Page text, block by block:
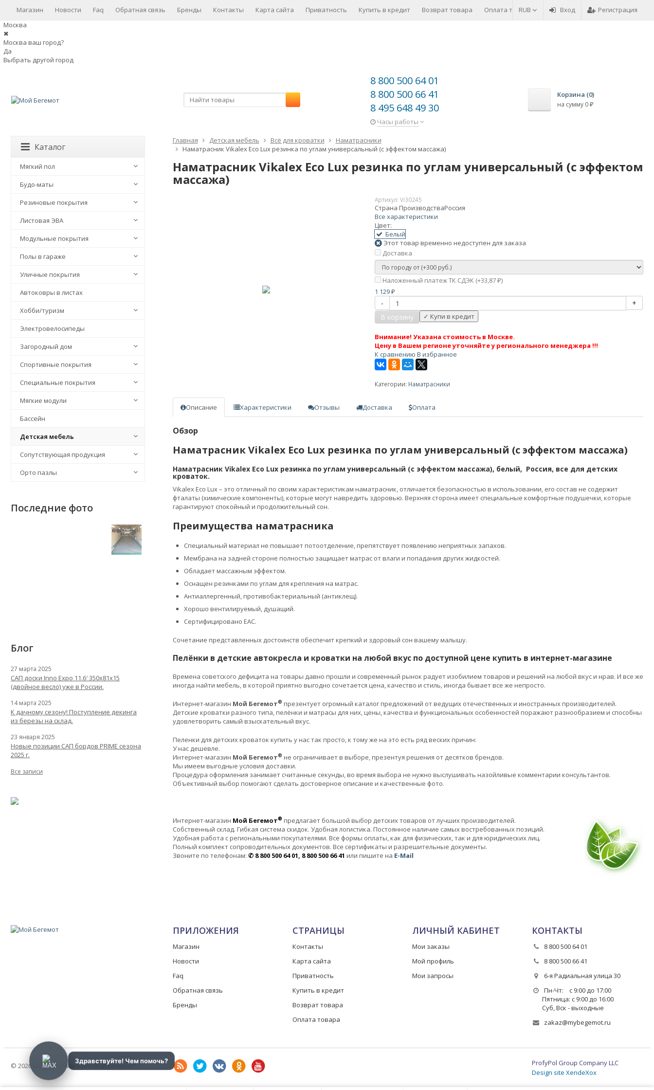
RUB Вход Регистрация
Магазин Новости Faq Обратная связь Бренды Контакты Карта сайта Приватность Купить в кредит Возврат товара
Оплата товара
Москва
✖
Москва ваш город?
Да
Выбрать другой город
8 800 500 64 01
8 800 500 66 41
8 495 648 49 30
Часы работы
Корзина (0)
на сумму 0 ₽
Главная Детская мебель Всё для кроватки
Наматрасники
Наматрасник Vikalex Eco Lux резинка по углам универсальный (с эффектом массажа)
Наматрасник Vikalex Eco Lux резинка по углам универсальный (с эффектом
массажа)
Артикул:Vi30245
Страна ПроизводстваРоссия
Все характеристики
Цвет:
Белый
Этот товар временно недоступен для заказа
Доставка
Наложенный платеж ТК СДЭК (+33,87₽)
1 129₽
-
+
В корзину
Внимание! Указана стоимость в Москве.
Цену в Вашем регионе уточняйте у регионального менеджера !!!
К сравнению В избранное
Категории: Наматрасники
Описание Характеристики Отзывы Доставка Оплата
Обзор
Наматрасник Vikalex Eco Lux резинка по углам универсальный (с эффектом массажа)
Наматрасник Vikalex Eco Lux резинка по углам универсальный (с эффектом массажа), белый, Россия, все для детских
кроваток.
Vikalex Eco Lux – это отличный по своим характеристикам наматрасник, отличается безопасностью в использовании, его состав не содержит
фталаты (химические компоненты), которые могут навредить здоровью. Верхняя сторона имеет специальные комфортные подушечки, которые
гарантируют спокойный и продолжительный сон.
Преимущества наматрасника
Специальный материал не повышает потоотделение, препятствует появлению неприятных запахов.
Мембрана на задней стороне полностью защищает матрас от влаги и попадания других жидкостей.
Обладает массажным эффектом.
Оснащен резинками по углам для крепления на матрас.
Антиаллергенный, противобактериальный (антиклещ).
Хорошо вентилируемый, душащий.
Сертифицировано EAC.
Сочетание представленных достоинств обеспечит крепкий и здоровый сон вашему малышу.
Пелёнки в детские автокресла и кроватки на любой вкус по доступной цене купить в интернет-магазине
Времена советского дефицита на товары давно прошли и современный рынок радует изобилием товаров и решений на любой вкус и нрав. И все же
иногда найти мебель, в которой приятно выгодно сочетается цена, качество и стиль, иногда бывает все же непросто.
Интернет-магазин Мой Бегемот® презентует огромный каталог предложений от ведущих отечественных и иностранных производителей.
Детские кроватки разного типа, пелёнки и матрасы для них, цены, качества и функциональных особенностей поражают разнообразием и способны
удовлетворить самый взыскательный вкус.
Пеленки для детских кроваток купить у нас так просто, к тому же на это есть ряд веских причин:
У нас дешевле.
Интернет-магазин Мой Бегемот® не ограничивает в выборе, презентуя решения от десятков брендов.
Мы имеем выгодные условия доставки.
Процедура оформления занимает считанные секунды, во время выбора не нужно выслушивать назойливые комментарии консультантов.
Объективный выбор помогают сделать достоверное описание и качественные фото.
Интернет-магазин Мой Бегемот® предлагает большой выбор детских товаров от лучших производителей.
Собственный склад. Гибкая система скидок. Удобная логистика. Постоянное наличие самых востребованных позиций.
Удобная работа с региональными покупателями. Все формы оплаты, как для физических, так и для юридических лиц.
Полный комплект сопроводительных документов. Все сертификаты и разрешительные документы.
Звоните по телефонам: ✆ 8 800 500 64 01, 8 800 500 66 41 или пишите на E-Mail
Каталог
Мягкий пол
Будо-маты
Резиновые покрытия
Листовая ЭВА
Модульные покрытия
Полы в гараже
Уличные покрытия
Автоковры в листах
Хобби/туризм
Электровелосипеды
Загородный дом
Спортивные покрытия
Специальные покрытия
Мягкие модули
Бассейн
Детская мебель
Сопутствующая продукция
Орто пазлы
Последние фото
Блог
27 марта 2025
САП доски Inno Expo 11.6′ 350x81x15
(двойное весло) уже в России.
14 марта 2025
К дачному сезону! Поступление декинга
из березы на склад.
23 января 2025
Новые позиции САП бордов PRIME сезона
2025 г.
Все записи
ПРИЛОЖЕНИЯ
Магазин
Новости
Faq
Обратная связь
Бренды
СТРАНИЦЫ
Контакты
Карта сайта
Приватность
Купить в кредит
Возврат товара
Оплата товара
ЛИЧНЫЙ КАБИНЕТ
Мои заказы
Мой профиль
Мои запросы
КОНТАКТЫ
8 800 500 64 01
8 800 500 66 41
6-я Радиальная улица 30
Пн-Чт: с 9:00 до 17:00
Пятница: с 9:00 до 16:00
Суб, Вск - выходные
zakaz@mybegemot.ru
© 2026 Интернет-магазин Мой Бегемот®
ProfyPol Group Company LLC
Design site XendeXox